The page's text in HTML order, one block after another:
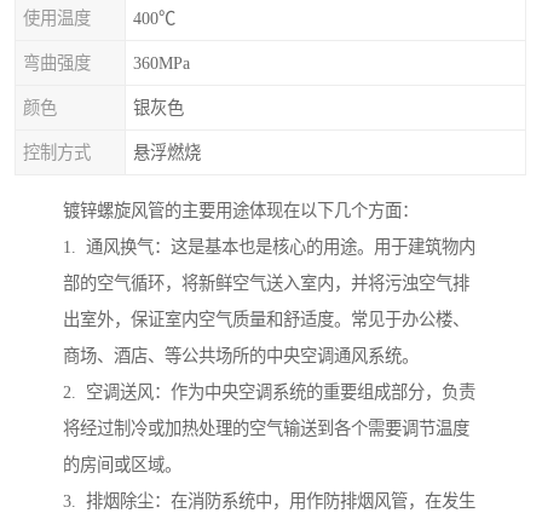
使用温度 400℃
弯曲强度 360MPa
颜色 银灰色
控制方式 悬浮燃烧
镀锌螺旋风管的主要用途体现在以下几个方面：
1. 通风换气：这是基本也是核心的用途。用于建筑物内
部的空气循环，将新鲜空气送入室内，并将污浊空气排
出室外，保证室内空气质量和舒适度。常见于办公楼、
商场、酒店、等公共场所的中央空调通风系统。
2. 空调送风：作为中央空调系统的重要组成部分，负责
将经过制冷或加热处理的空气输送到各个需要调节温度
的房间或区域。
3. 排烟除尘：在消防系统中，用作防排烟风管，在发生